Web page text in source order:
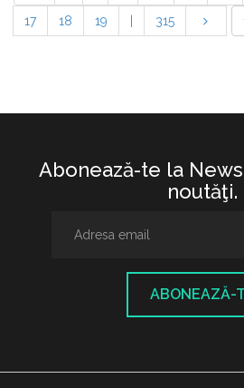
17 18 19 315
Abonează-te la
noutăţi.
ABONEAZĂ-